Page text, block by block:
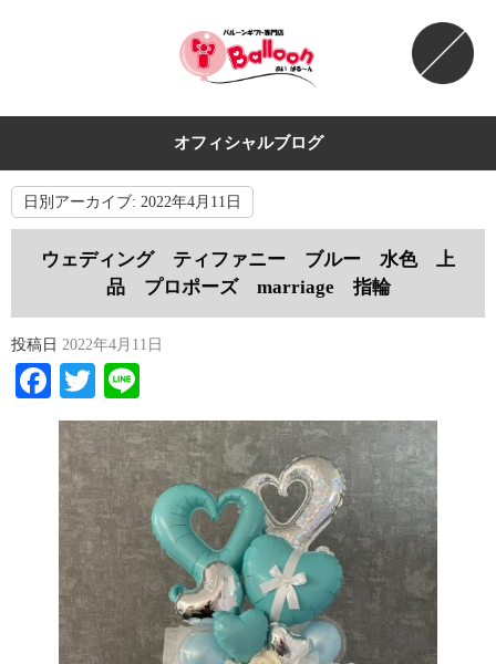
オフィシャルブログ
日別アーカイブ: 2022年4月11日
ウェディング ティファニー ブルー 水色 上
品 プロポーズ marriage 指輪
投稿日 2022年4月11日
Facebook
Twitter